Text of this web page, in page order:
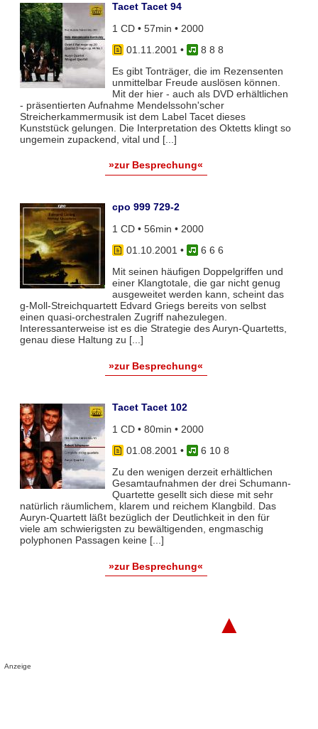
Tacet Tacet 94
1 CD • 57min • 2000
01.11.2001 •
8 8 8
Es gibt Tonträger, die im Rezensenten
unmittelbar Freude auslösen können.
Mit der hier - auch als DVD erhältlichen
- präsentierten Aufnahme Mendelssohn'scher
Streicherkammermusik ist dem Label Tacet dieses
Kunststück gelungen. Die Interpretation des Oktetts klingt so
ungemein zupackend, vital und [...]
»zur Besprechung«
cpo 999 729-2
1 CD • 56min • 2000
01.10.2001 •
6 6 6
Mit seinen häufigen Doppelgriffen und
einer Klangtotale, die gar nicht genug
ausgeweitet werden kann, scheint das
g-Moll-Streichquartett Edvard Griegs bereits von selbst
einen quasi-orchestralen Zugriff nahezulegen.
Interessanterweise ist es die Strategie des Auryn-Quartetts,
genau diese Haltung zu [...]
»zur Besprechung«
Tacet Tacet 102
1 CD • 80min • 2000
01.08.2001 •
6 10 8
Zu den wenigen derzeit erhältlichen
Gesamtaufnahmen der drei Schumann-
Quartette gesellt sich diese mit sehr
natürlich räumlichem, klarem und reichem Klangbild. Das
Auryn-Quartett läßt bezüglich der Deutlichkeit in den für
viele am schwierigsten zu bewältigenden, engmaschig
polyphonen Passagen keine [...]
»zur Besprechung«
▲
Anzeige